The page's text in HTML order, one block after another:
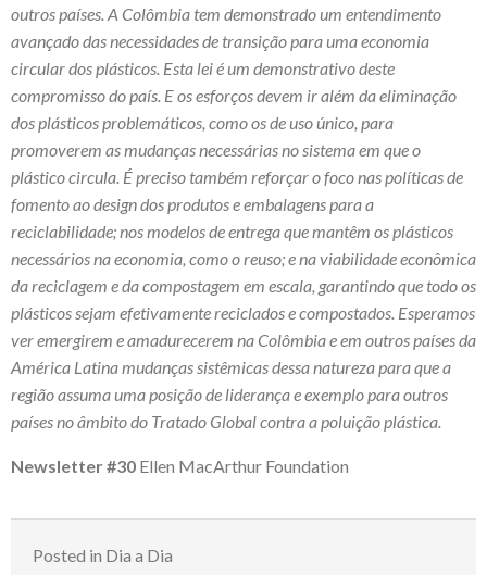
outros países. A Colômbia tem demonstrado um entendimento
avançado das necessidades de transição para uma economia
circular dos plásticos. Esta lei é um demonstrativo deste
compromisso do país. E os esforços devem ir além da eliminação
dos plásticos problemáticos, como os de uso único, para
promoverem as mudanças necessárias no sistema em que o
plástico circula. É preciso também reforçar o foco nas políticas de
fomento ao design dos produtos e embalagens para a
reciclabilidade; nos modelos de entrega que mantêm os plásticos
necessários na economia, como o reuso; e na viabilidade econômica
da reciclagem e da compostagem em escala, garantindo que todo os
plásticos sejam efetivamente reciclados e compostados. Esperamos
ver emergirem e amadurecerem na Colômbia e em outros países da
América Latina mudanças sistêmicas dessa natureza para que a
região assuma uma posição de liderança e exemplo para outros
países no âmbito do Tratado Global contra a poluição plástica.
Newsletter #30 Ellen MacArthur Foundation
Posted in Dia a Dia